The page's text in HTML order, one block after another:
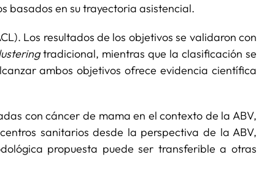
basados en su trayectoria asistencial.
Los resultados de los objetivos se validaron con
tradicional, mientras que la clasificación se
ambos objetivos ofrece evidencia científica
con cáncer de mama en el contexto de la ABV,
sanitarios desde la perspectiva de la ABV,
propuesta puede ser transferible a otras